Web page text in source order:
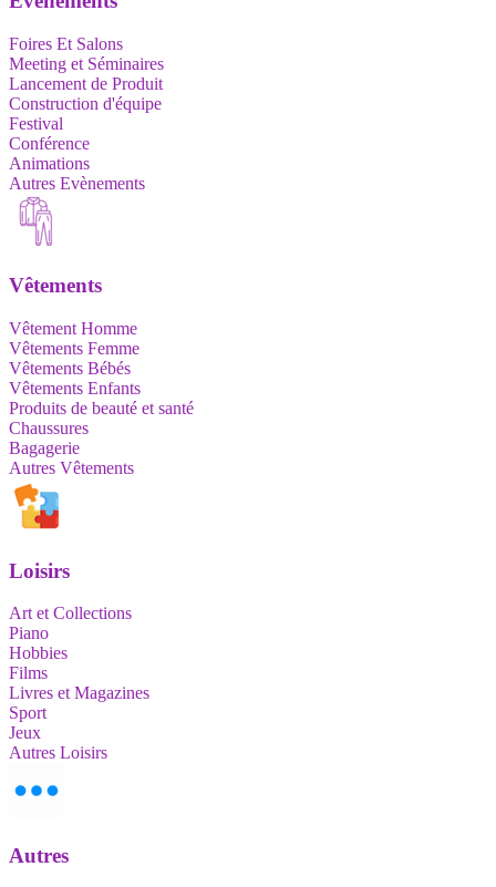
Foires Et Salons
Meeting et Séminaires
Lancement de Produit
Construction d'équipe
Festival
Conférence
Animations
Autres Evènements
Vêtements
Vêtement Homme
Vêtements Femme
Vêtements Bébés
Vêtements Enfants
Produits de beauté et santé
Chaussures
Bagagerie
Autres Vêtements
Loisirs
Art et Collections
Piano
Hobbies
Films
Livres et Magazines
Sport
Jeux
Autres Loisirs
Autres